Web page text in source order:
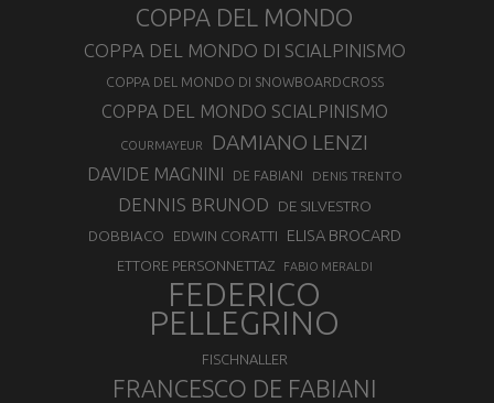
COPPA DEL MONDO
COPPA DEL MONDO DI SCIALPINISMO
COPPA DEL MONDO DI SNOWBOARDCROSS
COPPA DEL MONDO SCIALPINISMO
COURMAYEUR DAMIANO LENZI
DAVIDE MAGNINI DE FABIANI DENIS TRENTO
DENNIS BRUNOD DE SILVESTRO
DOBBIACO EDWIN CORATTI ELISA BROCARD
ETTORE PERSONNETTAZ FABIO MERALDI
FEDERICO
PELLEGRINO
FISCHNALLER
FRANCESCO DE FABIANI